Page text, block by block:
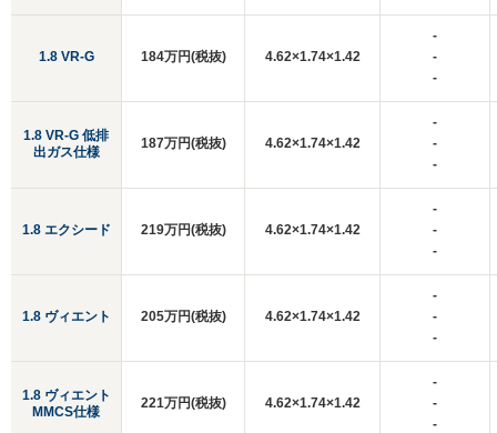
1.8 VR-G
1.8 VR-G 低排
出ガス仕様
1.8 エクシード
1.8 ヴィエント
1.8 ヴィエント
MMCS仕様
184万円(税抜) 4.62×1.74×1.42
-
-
-
187万円(税抜) 4.62×1.74×1.42
-
-
-
219万円(税抜) 4.62×1.74×1.42
-
-
-
205万円(税抜) 4.62×1.74×1.42
-
-
-
221万円(税抜) 4.62×1.74×1.42
-
-
-